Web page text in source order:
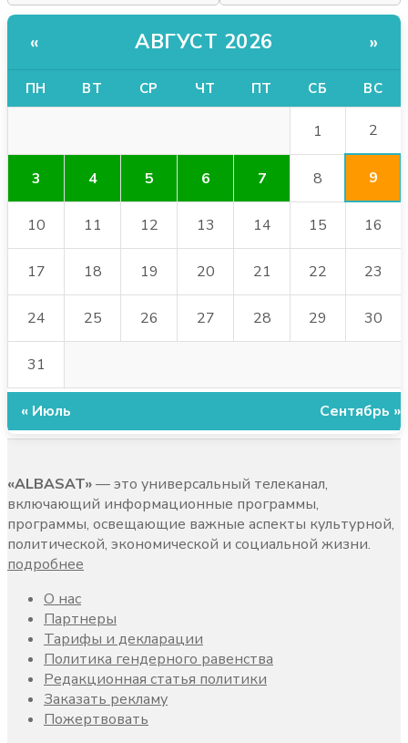
« АВГУСТ 2026 »
ПН ВТ СР ЧТ ПТ СБ ВС
1 2
3 4 5 6 7 8 9
10 11 12 13 14 15 16
17 18 19 20 21 22 23
24 25 26 27 28 29 30
31
« Июль Сентябрь »
«ALBASAT»— это универсальный телеканал,
включающий информационные программы,
программы, освещающие важные аспекты культурной,
политической, экономической и социальной жизни.
подробнее
О нас
Партнеры
Тарифы и декларации
Политика гендерного равенства
Редакционная статья политики
Заказать рекламу
Пожертвовать